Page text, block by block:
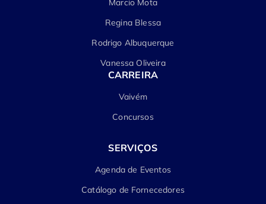
Marcio Mota
Regina Blessa
Rodrigo Albuquerque
Vanessa Oliveira
CARREIRA
Vaivém
Concursos
SERVIÇOS
Agenda de Eventos
Catálogo de Fornecedores